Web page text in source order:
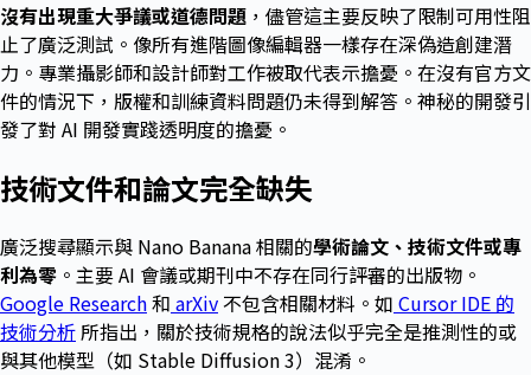
沒有出現重大爭議或道德問題 ，儘管這主要反映了限制可用性阻
止了廣泛測試。像所有進階圖像編輯器一樣存在深偽造創建潛
力。專業攝影師和設計師對工作被取代表示擔憂。在沒有官方文
件的情況下，版權和訓練資料問題仍未得到解答。神秘的開發引
發了對 AI 開發實踐透明度的擔憂。
技術文件和論文完全缺失
廣泛搜尋顯示與 Nano Banana 相關的學術論文、技術文件或專
利為零 。主要 AI 會議或期刊中不存在同行評審的出版物。
Google Research和 arXiv不包含相關材料。如 Cursor IDE 的
技術分析所指出，關於技術規格的說法似乎完全是推測性的或
與其他模型（如 Stable Diffusion 3）混淆。